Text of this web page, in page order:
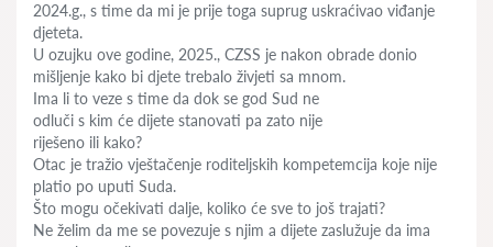
2024.g., s time da mi je prije toga suprug uskraćivao viđanje
djeteta.
U ozujku ove godine, 2025., CZSS je nakon obrade donio
mišljenje kako bi djete trebalo živjeti sa mnom.
Ima li to veze s time da dok se god Sud ne
odluči s kim će dijete stanovati pa zato nije
riješeno ili kako?
Otac je tražio vještačenje roditeljskih kompetemcija koje nije
platio po uputi Suda.
Što mogu očekivati dalje, koliko će sve to još trajati?
Ne želim da me se povezuje s njim a dijete zaslužuje da ima